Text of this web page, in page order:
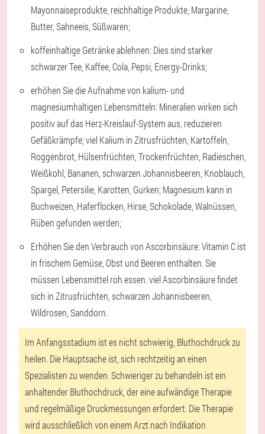
Mayonnaiseprodukte, reichhaltige Produkte, Margarine,
Butter, Sahneeis, Süßwaren;
koffeinhaltige Getränke ablehnen: Dies sind starker
schwarzer Tee, Kaffee, Cola, Pepsi, Energy-Drinks;
erhöhen Sie die Aufnahme von kalium- und
magnesiumhaltigen Lebensmitteln: Mineralien wirken sich
positiv auf das Herz-Kreislauf-System aus, reduzieren
Gefäßkrämpfe; viel Kalium in Zitrusfrüchten, Kartoffeln,
Roggenbrot, Hülsenfrüchten, Trockenfrüchten, Radieschen,
Weißkohl, Bananen, schwarzen Johannisbeeren, Knoblauch,
Spargel, Petersilie, Karotten, Gurken; Magnesium kann in
Buchweizen, Haferflocken, Hirse, Schokolade, Walnüssen,
Rüben gefunden werden;
Erhöhen Sie den Verbrauch von Ascorbinsäure: Vitamin C ist
in frischem Gemüse, Obst und Beeren enthalten. Sie
müssen Lebensmittel roh essen. viel Ascorbinsäure findet
sich in Zitrusfrüchten, schwarzen Johannisbeeren,
Wildrosen, Sanddorn.
Im Anfangsstadium ist es nicht schwierig, Bluthochdruck zu
heilen. Die Hauptsache ist, sich rechtzeitig an einen
Spezialisten zu wenden. Schwieriger zu behandeln ist ein
anhaltender Bluthochdruck, der eine aufwändige Therapie
und regelmäßige Druckmessungen erfordert. Die Therapie
wird ausschließlich von einem Arzt nach Indikation